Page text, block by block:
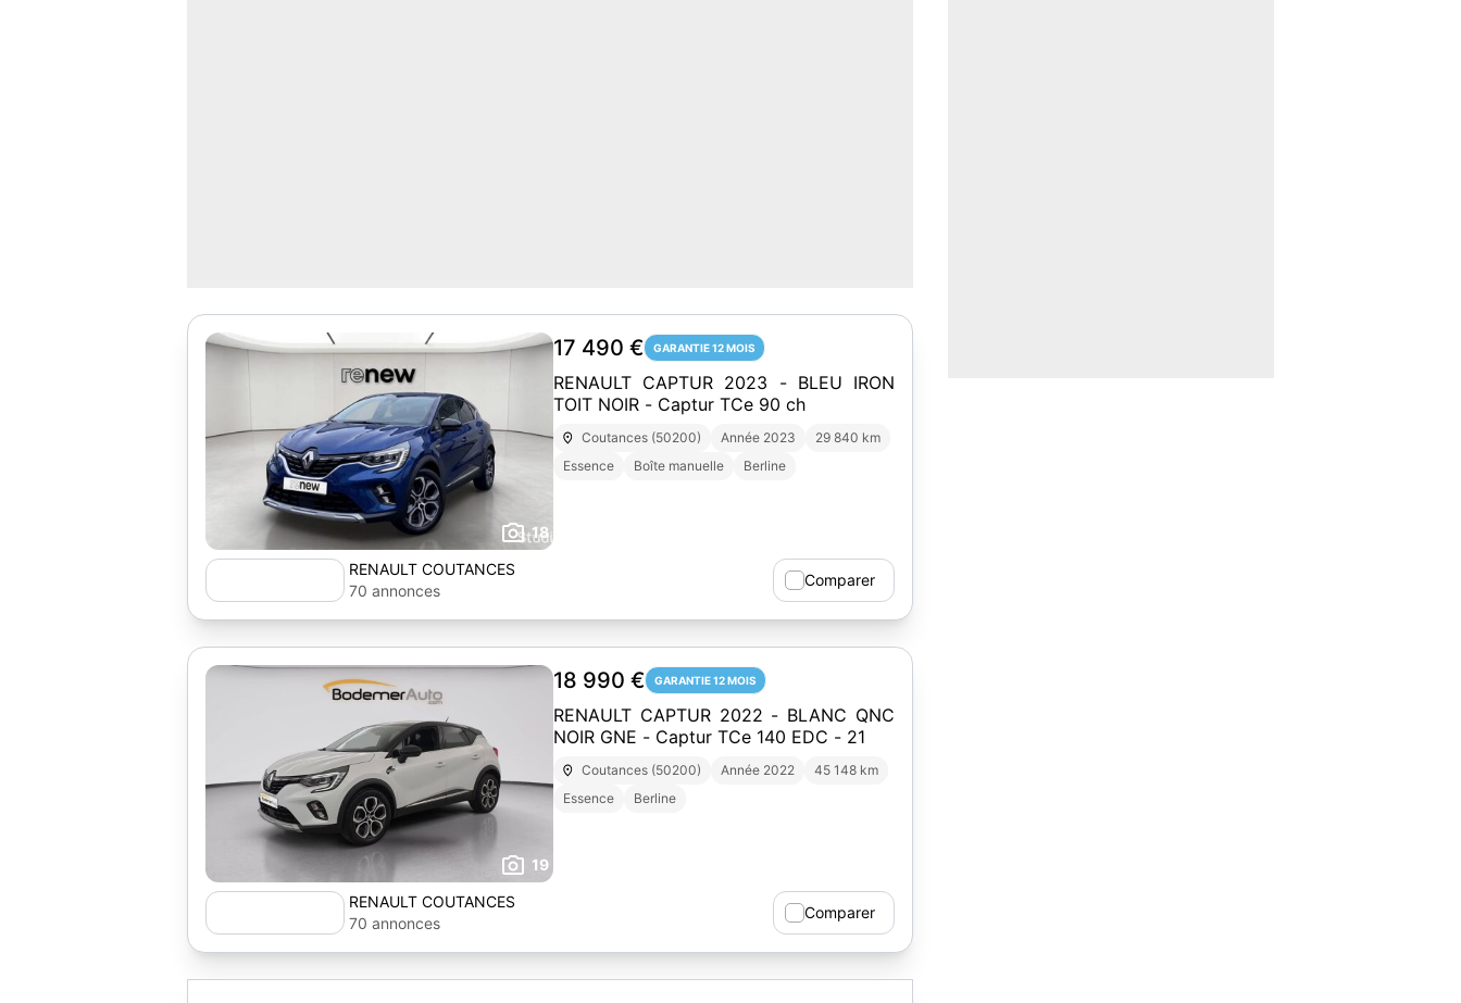
18
17 490 € GARANTIE 12 MOIS
RENAULT CAPTUR 2023 - BLEU IRON
TOIT NOIR - Captur TCe 90 ch
Coutances (50200) Année 2023
29 840 km
Essence
Boîte manuelle Berline
RENAULT COUTANCES
70 annonces
Comparer
19
18 990 € GARANTIE 12 MOIS
RENAULT CAPTUR 2022 - BLANC QNC
NOIR GNE - Captur TCe 140 EDC - 21
Coutances (50200) Année 2022
45 148 km
Essence
Berline
RENAULT COUTANCES
70 annonces
Comparer